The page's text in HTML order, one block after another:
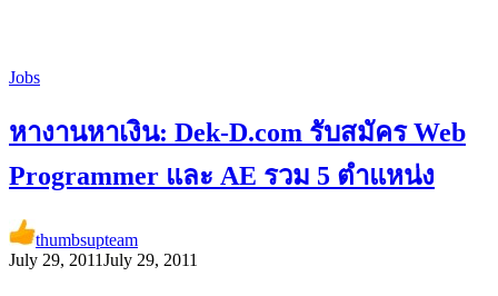
Jobs
หางานหาเงิน: Dek-D.com รับสมัคร Web
Programmer และ AE รวม 5 ตำแหน่ง
thumbsupteam
July 29, 2011July 29, 2011